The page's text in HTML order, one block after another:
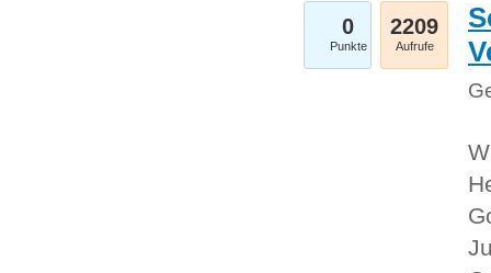
0
Punkte
2209
Aufrufe